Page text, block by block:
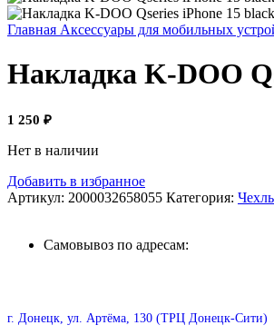
Главная Аксессуары для мобильных
Накладка K-DOO
1 250 ₽
Нет в наличии
Добавить в избранное
Артикул: 2000032658055 Категория:
Самовывоз по адресам:
г. Донецк, ул. Артёма, 130 (ТРЦ Донецк-Сити)